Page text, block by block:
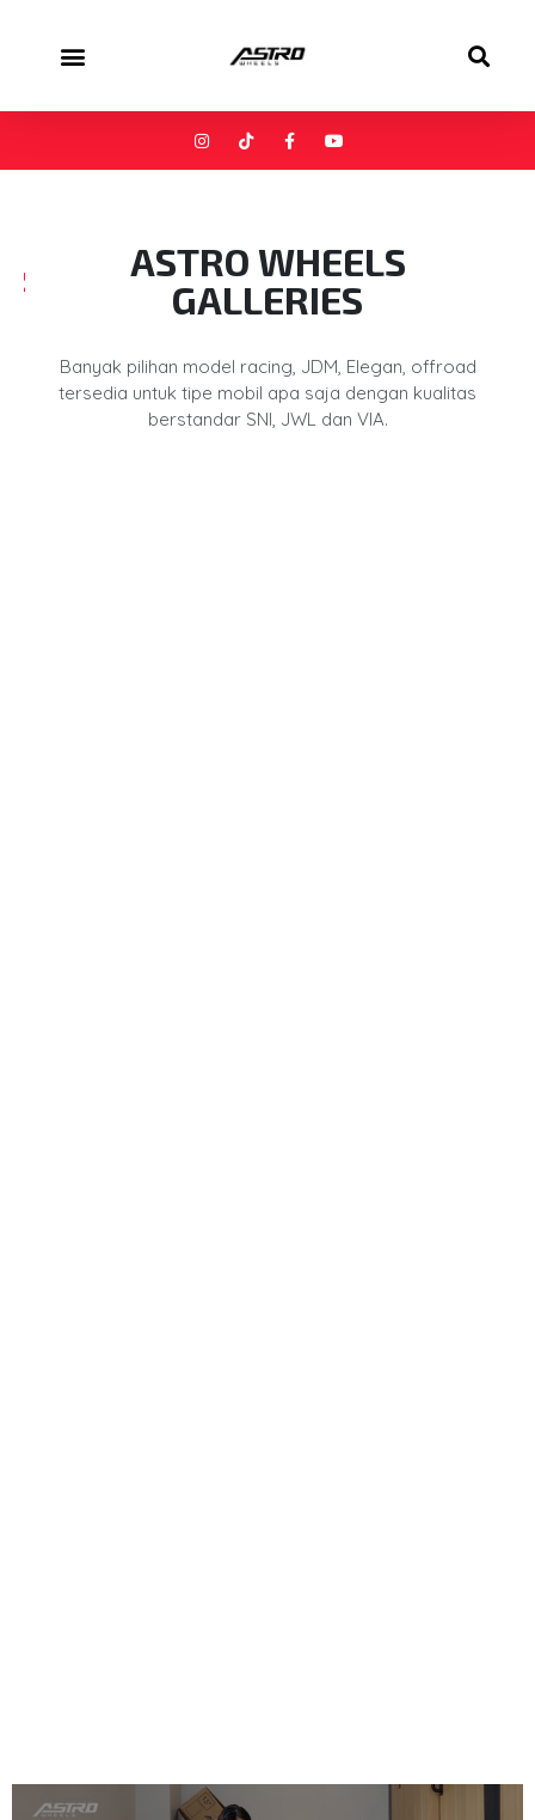
ASTRO WHEELS
GALLERIES
Banyak pilihan model racing, JDM, Elegan, offroad
tersedia untuk tipe mobil apa saja dengan kualitas
berstandar SNI, JWL dan VIA.